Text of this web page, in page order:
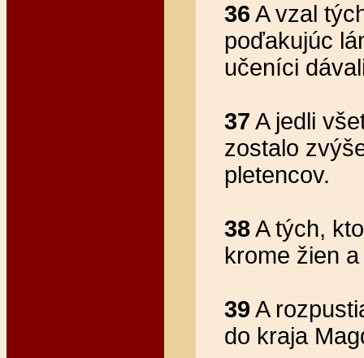
36 A vzal
poďakujúc
učeníci
37 A jedli
zostalo
pletencov.
38A tých,
krome žien
39 A
do kraja